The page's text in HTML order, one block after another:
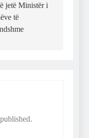
jetë Ministër i
të